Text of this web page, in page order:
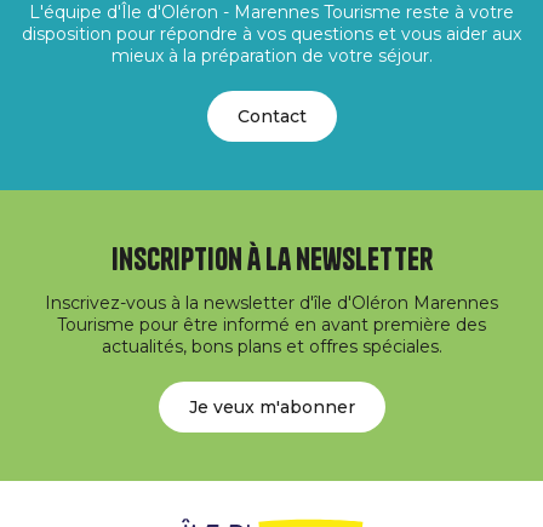
L'équipe d'Île d'Oléron - Marennes Tourisme reste à votre
disposition pour répondre à vos questions et vous aider aux
mieux à la préparation de votre séjour.
Contact
Inscription à la newsletter
Inscrivez-vous à la newsletter d'île d'Oléron Marennes
Tourisme pour être informé en avant première des
actualités, bons plans et offres spéciales.
Je veux m'abonner